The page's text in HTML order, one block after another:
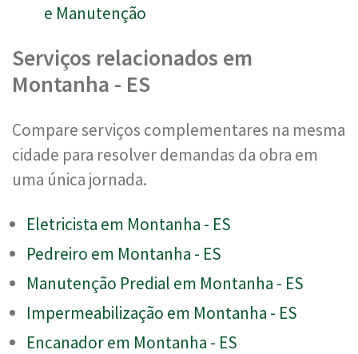
e Manutenção
Serviços relacionados em
Montanha - ES
Compare serviços complementares na mesma
cidade para resolver demandas da obra em
uma única jornada.
Eletricista em Montanha - ES
Pedreiro em Montanha - ES
Manutenção Predial em Montanha - ES
Impermeabilização em Montanha - ES
Encanador em Montanha - ES